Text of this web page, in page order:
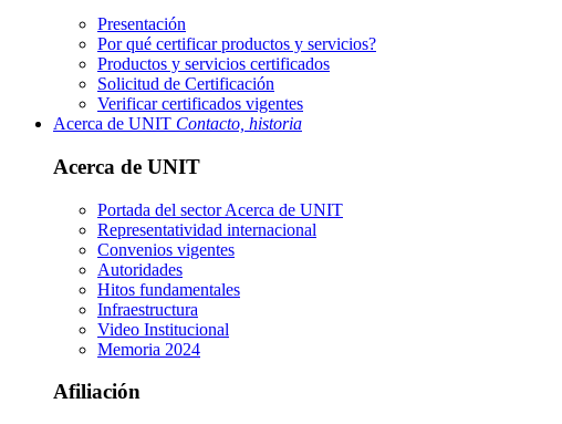
Presentación
Por qué certificar productos y servicios?
Productos y servicios certificados
Solicitud de Certificación
Verificar certificados vigentes
Acerca de UNIT Contacto, historia
Acerca de UNIT
Portada del sectorAcerca de UNIT
Representatividad internacional
Convenios vigentes
Autoridades
Hitos fundamentales
Infraestructura
Video Institucional
Memoria 2024
Afiliación